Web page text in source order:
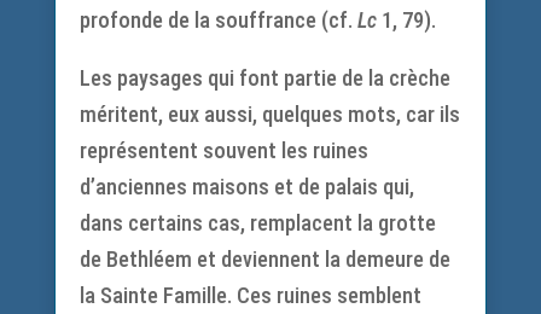
profonde de la souffrance (cf. Lc1, 79).
Les paysages qui font partie de la crèche
méritent, eux aussi, quelques mots, car ils
représentent souvent les ruines
d’anciennes maisons et de palais qui,
dans certains cas, remplacent la grotte
de Bethléem et deviennent la demeure de
la Sainte Famille. Ces ruines semblent